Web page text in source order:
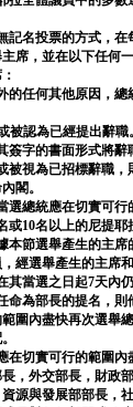
記名投票的方式，
席，並在以下任何
的任何其他原因，
被認為已經提出辭職。
簽字的書面形式將辭
被視為已招標辭職，
閣。
選總統應在切實可
或10名以上的尼提耶
本節選舉產生的主
經選舉產生的主席
其當選之日起7天內
命為部長的提名，
圍內盡快再次選舉總
在切實可行的範圍
，外交部長，財政
源與發展部部長，